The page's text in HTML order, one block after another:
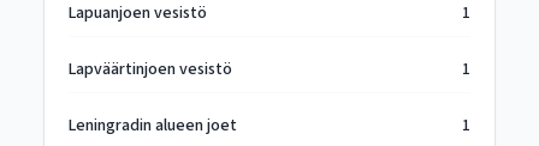
Lapuanjoen vesistö 1
Lapväärtinjoen vesistö 1
Leningradin alueen joet 1